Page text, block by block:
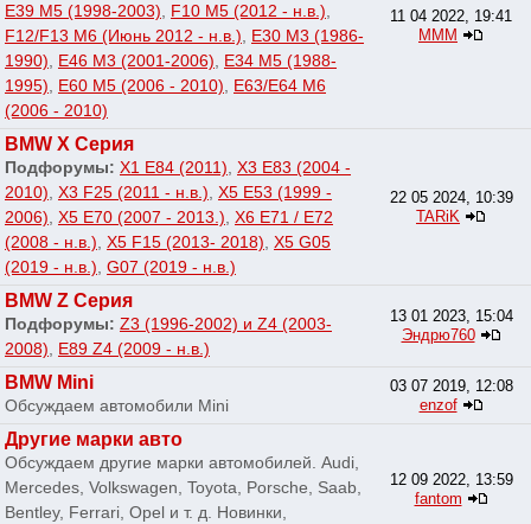
E39 M5 (1998-2003), F10 M5 (2012 - н.в.),
F12/F13 M6 (Июнь 2012 - н.в.), E30 M3 (1986-
1990), E46 M3 (2001-2006), E34 M5 (1988-
1995), E60 M5 (2006 - 2010), E63/E64 M6
(2006 - 2010)
11 04 2022, 19:41
МММ
BMW X Серия
Подфорумы: X1 E84 (2011), X3 E83 (2004 -
2010), X3 F25 (2011 - н.в.), X5 E53 (1999 -
2006), X5 E70 (2007 - 2013.), X6 E71 / E72
(2008 - н.в.), X5 F15 (2013- 2018), X5 G05
(2019 - н.в.), G07 (2019 - н.в.)
22 05 2024, 10:39
TARiK
BMW Z Серия
Подфорумы: Z3 (1996-2002) и Z4 (2003-
2008), E89 Z4 (2009 - н.в.)
13 01 2023, 15:04
Эндрю760
BMW Mini
Обсуждаем автомобили Mini
03 07 2019, 12:08
enzof
Другие марки авто
Обсуждаем другие марки автомобилей. Audi,
Mercedes, Volkswagen, Toyota, Porsche, Saab,
Bentley, Ferrari, Opel и т. д. Новинки,
12 09 2022, 13:59
fantom